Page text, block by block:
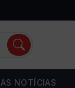
NOTÍCIAS